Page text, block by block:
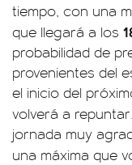
tiempo, con una
que llegará a los
probabilidad de
provenientes del
el inicio del
volverá a
jornada muy
una máxima que